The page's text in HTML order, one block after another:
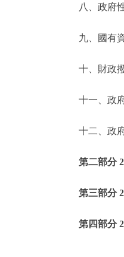
走進北京
八、政府性
九、國有資
十、財政撥
十一、政府
十二、政府
第二部分
第三部分
第四部分